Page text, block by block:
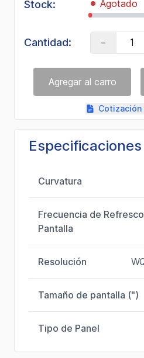
Enlace
página.
Stock: Agotado
Cantidad: -
Cotización
Especificaciones
Curvatura
Frecuencia de
Pantalla
Resolución
Tamaño de pantalla (")
Tipo de Panel